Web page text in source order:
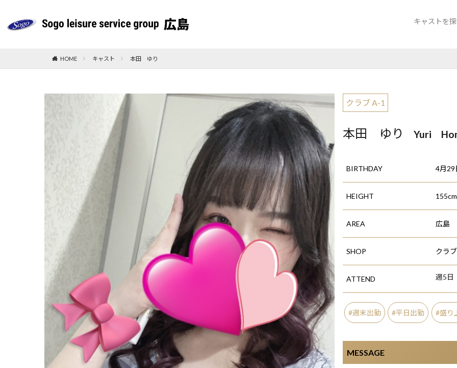
キャストを
HOME キャスト 本田 ゆり
クラブ A-1
本田 ゆり Yuri
BIRTHDAY 4月29
HEIGHT 155cm
AREA 広島
SHOP クラ
ATTEND 週5日
週末出勤 平日出勤 盛り
MESSAGE